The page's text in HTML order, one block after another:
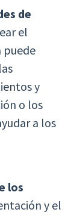
de
el
puede
y
o los
a los
los
y el